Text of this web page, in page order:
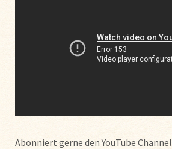
Abonniert gerne den YouTube Channel